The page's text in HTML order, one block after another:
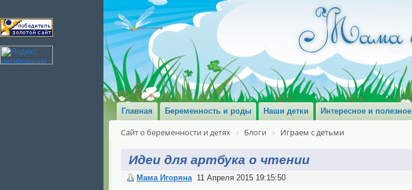
Главная Беременность и роды Наши детки Интересное и полезное
Сайт о беременности и детях Блоги Играем с детьми
Идеи для артбука о чтении
Мама Игоряна 11 Апреля 2015 19:15:50